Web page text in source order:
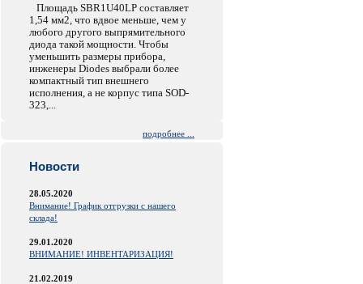
Площадь SBR1U40LP составляет
1,54 мм2, что вдвое меньше, чем у
любого другого выпрямительного
диода такой мощности. Чтобы
уменьшить размеры прибора,
инженеры Diodes выбрали более
компактный тип внешнего
исполнения, а не корпус типа SOD-
323,...
подробнее ...
Новости
28.05.2020
Внимание! График отгрузки с нашего
склада!
29.01.2020
ВНИМАНИЕ! ИНВЕНТАРИЗАЦИЯ!
21.02.2019